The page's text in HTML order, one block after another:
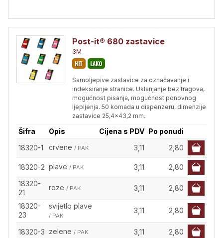
Post-it® 680 zastavice
3M
Samoljepive zastavice za označavanje i
indeksiranje stranice. Uklanjanje bez tragova,
mogućnost pisanja, mogućnost ponovnog
ljepljenja. 50 komada u dispenzeru, dimenzije
zastavice 25,4x43,2 mm.
Šifra Opis Cijena s PDV Po ponudi
18320-1
crvene / PAK 3,11 2,80
18320-2 plave / PAK 3,11
2,80
18320-
21
roze / PAK 3,11 2,80
18320-
23
svijetlo plave
/ PAK
3,11 2,80
18320-3 zelene / PAK 3,11 2,80